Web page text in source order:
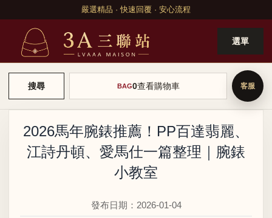
嚴選精品 · 快速回覆 · 安心流程
選單
搜尋 BAG0查看購物車
2026馬年腕錶推薦！PP百達翡麗、
江詩丹頓、愛馬仕一篇整理｜腕錶
小教室
發布日期：2026-01-04